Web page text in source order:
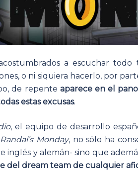
a escuchar
o ni siquiera hacerlo, por
de repente aparece en el
estas excusas.
, el equipo de desarrollo
Randal’s Monday, no sólo ha
inglés y alemán- sino que
del dream team de cualquier